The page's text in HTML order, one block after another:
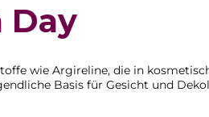
Day
wie Argireline, die in
Basis für Gesicht und